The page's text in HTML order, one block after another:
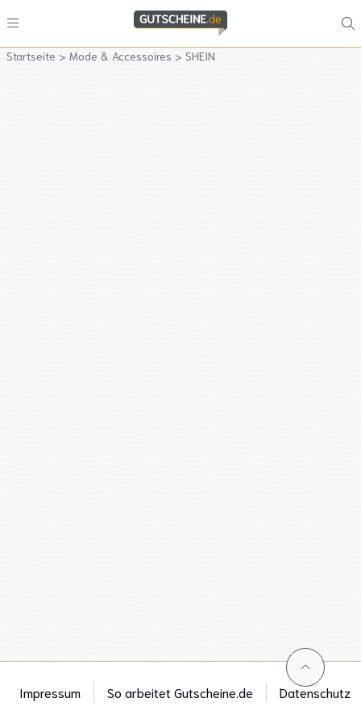
Startseite > Mode & Accessoires > SHEIN
Impressum So arbeitet Gutscheine.de Datenschutz